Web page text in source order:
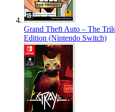
Grand Theft Auto – The
Edition (Nintendo Switch)